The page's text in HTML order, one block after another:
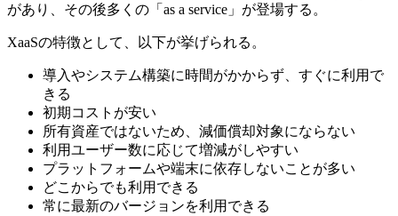
があり、その後多くの「as a service」が登場する。
XaaSの特徴として、以下が挙げられる。
導入やシステム構築に時間がかからず、すぐに利用で
きる
初期コストが安い
所有資産ではないため、減価償却対象にならない
利用ユーザー数に応じて増減がしやすい
プラットフォームや端末に依存しないことが多い
どこからでも利用できる
常に最新のバージョンを利用できる